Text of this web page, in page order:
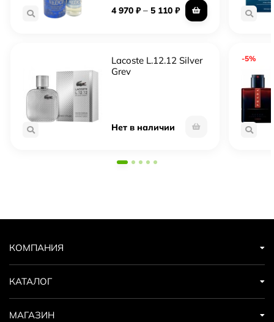
4 970₽– 5 110₽
Lacoste L.12.12 Silver
Grey
Нет в наличии
-5%
КОМПАНИЯ
КАТАЛОГ
МАГАЗИН